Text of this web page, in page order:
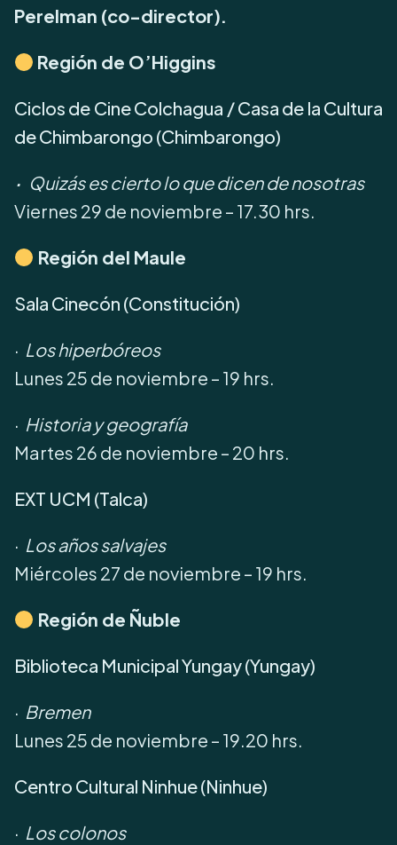
Perelman (co-director).
Región de O’Higgins
Ciclos de Cine Colchagua / Casa de la Cultura
de Chimbarongo (Chimbarongo)
· Quizás es cierto lo que dicen de nosotras
Viernes 29 de noviembre – 17.30 hrs.
Región del Maule
Sala Cinecón (Constitución)
· Los hiperbóreos
Lunes 25 de noviembre – 19 hrs.
· Historia y geografía
Martes 26 de noviembre – 20 hrs.
EXT UCM (Talca)
· Los años salvajes
Miércoles 27 de noviembre – 19 hrs.
Región de Ñuble
Biblioteca Municipal Yungay (Yungay)
· Bremen
Lunes 25 de noviembre – 19.20 hrs.
Centro Cultural Ninhue (Ninhue)
· Los colonos